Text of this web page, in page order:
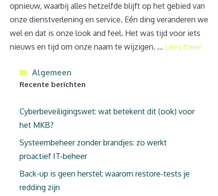
opnieuw, waarbij alles hetzelfde blijft op het gebied van
onze dienstverlening en service. Eén ding veranderen we
wel en dat is onze look and feel. Het was tijd voor iets
nieuws en tijd om onze naam te wijzigen. … Lees meer
Categorieën
Algemeen
Recente berichten
Cyberbeveiligingswet: wat betekent dit (ook) voor
het MKB?
Systeembeheer zonder brandjes: zo werkt
proactief IT-beheer
Back-up is geen herstel: waarom restore-tests je
redding zijn